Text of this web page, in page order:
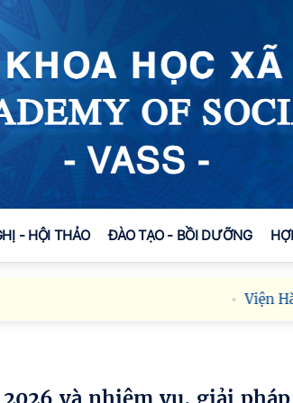
- HỘI THẢO ĐÀO TẠO - BỒI DƯỠNG
Viện Hàn